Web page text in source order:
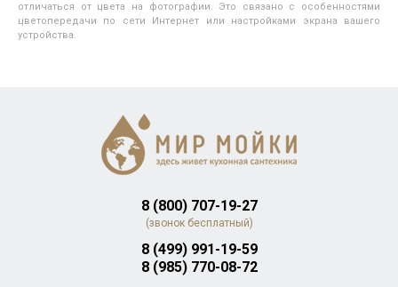
отличаться от цвета на фотографии. Это связано с особенностями
цветопередачи по сети Интернет или настройками экрана вашего
устройства.
8 (800) 707-19-27
(звонок бесплатный)
8 (499) 991-19-59
8 (985) 770-08-72